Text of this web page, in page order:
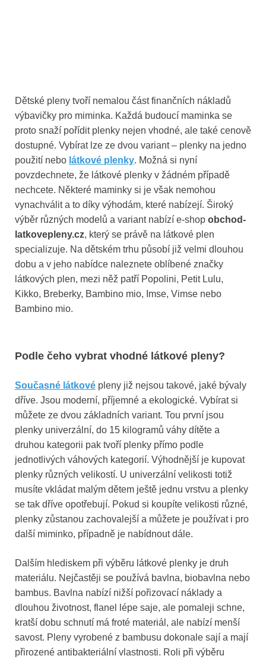
Dětské pleny tvoří nemalou část finančních nákladů
výbavičky pro miminka. Každá budoucí maminka se
proto snaží pořídit plenky nejen vhodné, ale také cenově
dostupné. Vybírat lze ze dvou variant – plenky na jedno
použití nebo látkové plenky. Možná si nyní
povzdechnete, že látkové plenky v žádném případě
nechcete. Některé maminky si je však nemohou
vynachválit a to díky výhodám, které nabízejí. Široký
výběr různých modelů a variant nabízí e-shop obchod-
latkovepleny.cz, který se právě na látkové plen
specializuje. Na dětském trhu působí již velmi dlouhou
dobu a v jeho nabídce naleznete oblíbené značky
látkových plen, mezi něž patří Popolini, Petit Lulu,
Kikko, Breberky, Bambino mio, Imse, Vimse nebo
Bambino mio.
Podle čeho vybrat vhodné látkové pleny?
Současné látkové pleny již nejsou takové, jaké bývaly
dříve. Jsou moderní, příjemné a ekologické. Vybírat si
můžete ze dvou základních variant. Tou první jsou
plenky univerzální, do 15 kilogramů váhy dítěte a
druhou kategorii pak tvoří plenky přímo podle
jednotlivých váhových kategorií. Výhodnější je kupovat
plenky různých velikostí. U univerzální velikosti totiž
musíte vkládat malým dětem ještě jednu vrstvu a plenky
se tak dříve opotřebují. Pokud si koupíte velikosti různé,
plenky zůstanou zachovalejší a můžete je používat i pro
další miminko, případně je nabídnout dále.
Dalším hlediskem při výběru látkové plenky je druh
materiálu. Nejčastěji se používá bavlna, biobavlna nebo
bambus. Bavlna nabízí nižší pořizovací náklady a
dlouhou životnost, flanel lépe saje, ale pomaleji schne,
kratší dobu schnutí má froté materiál, ale nabízí menší
savost. Pleny vyrobené z bambusu dokonale sají a mají
přirozené antibakteriální vlastnosti. Roli při výběru